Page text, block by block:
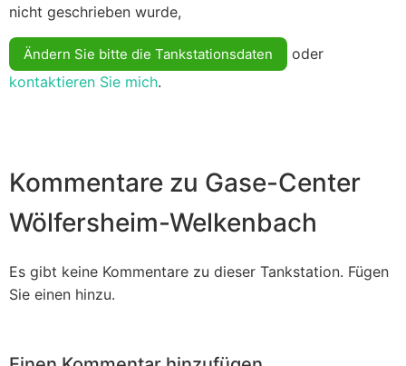
nicht geschrieben wurde,
Ändern Sie bitte die Tankstationsdaten
oder
kontaktieren Sie mich.
Kommentare zu Gase-Center
Wölfersheim-Welkenbach
Es gibt keine Kommentare zu dieser Tankstation. Fügen
Sie einen hinzu.